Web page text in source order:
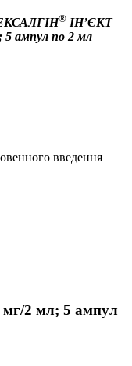
® ІН’ЄКТ
5 ампул по 2 мл
введення
мг/2 мл; 5 ампул